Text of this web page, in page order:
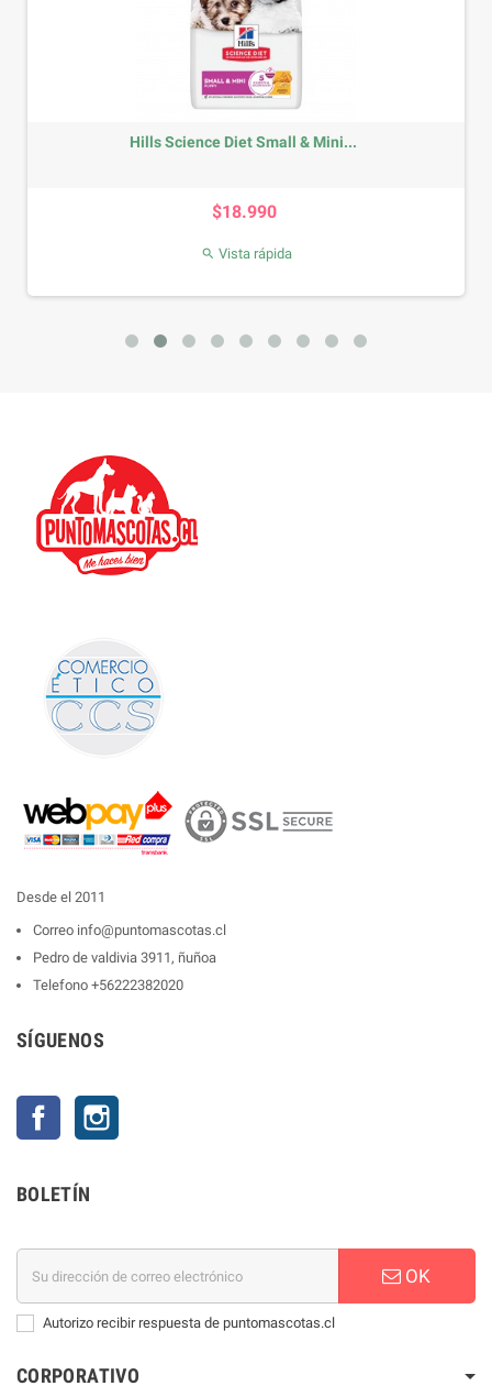
Hills Science Diet Small & Mini...
$18.990
 Vista rápida
Desde el 2011
Correo info@puntomascotas.cl
Pedro de valdivia 3911, ñuñoa
Telefono +56222382020
SÍGUENOS
Facebook
BOLETÍN
OK
Autorizo recibir respuesta de puntomascotas.cl
CORPORATIVO